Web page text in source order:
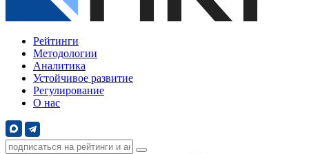
Рейтинги
Методологии
Аналитика
Устойчивое развитие
Регулирование
О нас